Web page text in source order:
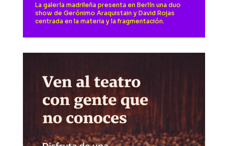
La galería madrileña presenta en Berlín una duo
show de Gerónimo Araquistain y David Rojas
centrada en la materia y la fragmentación.